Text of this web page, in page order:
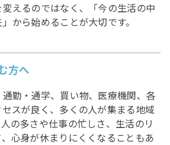
えるのではなく、「今の生活の中
から始めることが大切です。
方へ
勤・通学、買い物、医療機関、各
スが良く、多くの人が集まる地域
の多さや仕事の忙しさ、生活のリ
心身が休まりにくくなることもあ